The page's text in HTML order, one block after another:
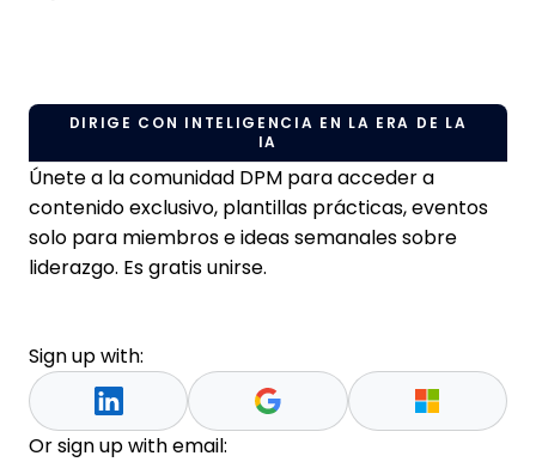
DIRIGE CON INTELIGENCIA EN LA ERA DE LA
IA
Únete a la comunidad DPM para acceder a
contenido exclusivo, plantillas prácticas, eventos
solo para miembros e ideas semanales sobre
liderazgo. Es gratis unirse.
Sign up with:
Or sign up with email: